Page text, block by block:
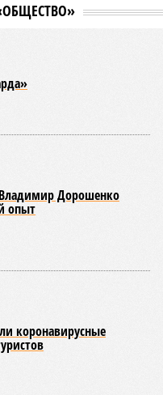
Дорошенко
опыт
коронавирусные